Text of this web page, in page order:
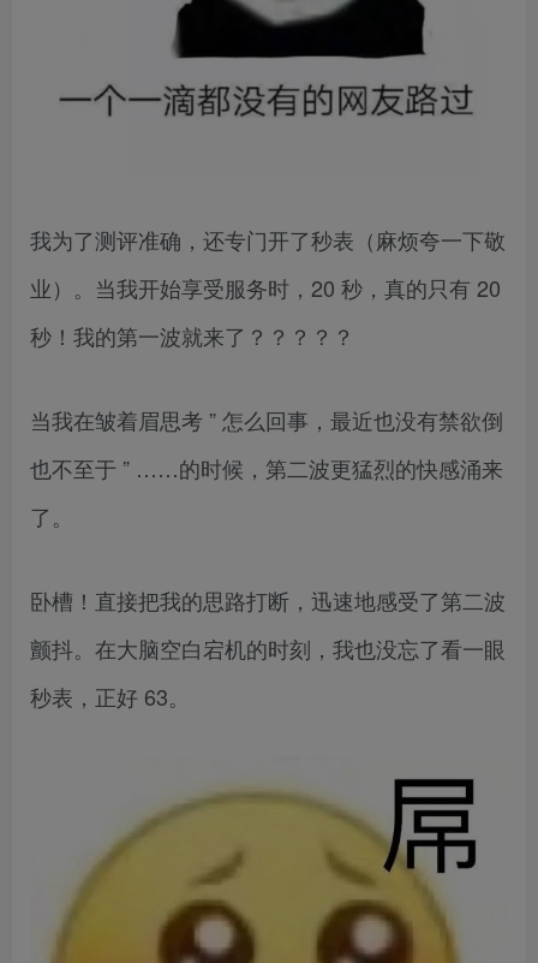
我为了测评准确，还专门开了秒表（麻烦夸一下敬
业）。当我开始享受服务时，20 秒，真的只有 20
秒！我的第一波就来了？？？？？
当我在皱着眉思考 ” 怎么回事，最近也没有禁欲倒
也不至于 ” ……的时候，第二波更猛烈的快感涌来
了。
卧槽！直接把我的思路打断，迅速地感受了第二波
颤抖。在大脑空白宕机的时刻，我也没忘了看一眼
秒表，正好 63。